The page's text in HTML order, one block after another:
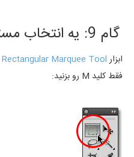
گام 9: یه انتخاب مستطیلی بکشید
ابزارRectangular Marquee Tool
فقط کلید M رو بزنید: